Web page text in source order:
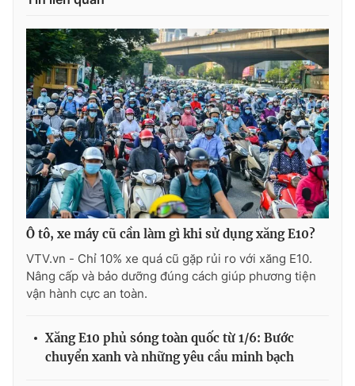
® Cấm sao chép dưới mọi hình thức nếu không có sự chấp
thuận bằng văn bản. Ghi rõ nguồn VTV.vn khi phát hành lại
thông tin từ website này.
Ô tô, xe máy cũ cần làm gì khi sử dụng xăng E10?
VTV.vn - Chỉ 10% xe quá cũ gặp rủi ro với xăng E10.
Nâng cấp và bảo dưỡng đúng cách giúp phương tiện
vận hành cực an toàn.
Xăng E10 phủ sóng toàn quốc từ 1/6: Bước
chuyển xanh và những yêu cầu minh bạch